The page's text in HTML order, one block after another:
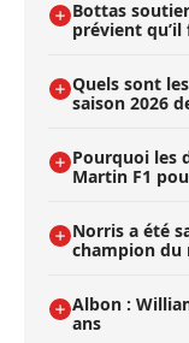
Bottas
prévient qu’il
Quels sont
saison 2026
Pourquoi les
Martin F1
Norris a été
champion du
Albon :
ans